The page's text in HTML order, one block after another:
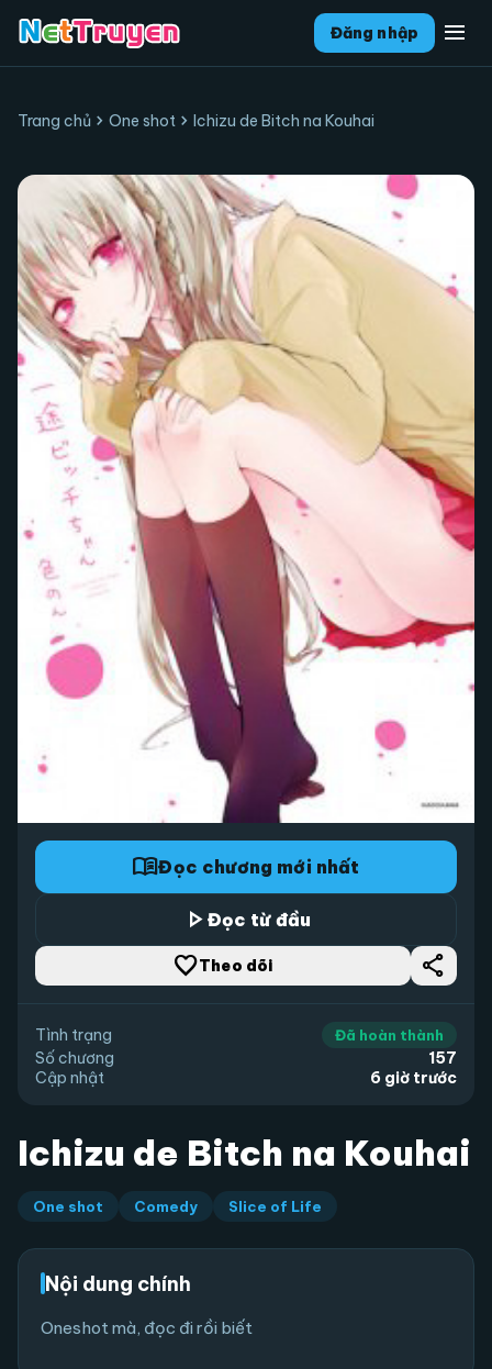
Đăng nhập menu
Trang chủ chevron_right One shot chevron_right Ichizu de Bitch na Kouhai
menu_bookĐọc chương mới nhất
play_arrow Đọc từ đầu
favorite_borderTheo dõi share
Tình trạng Đã hoàn thành
Số chương
157
Cập nhật
6 giờ trước
Ichizu de Bitch na Kouhai
One shot Comedy Slice of Life
Nội dung chính
Oneshot mà, đọc đi rồi biết